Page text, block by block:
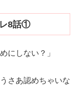
レ8話①
にしない？」
さあ認めちゃいな